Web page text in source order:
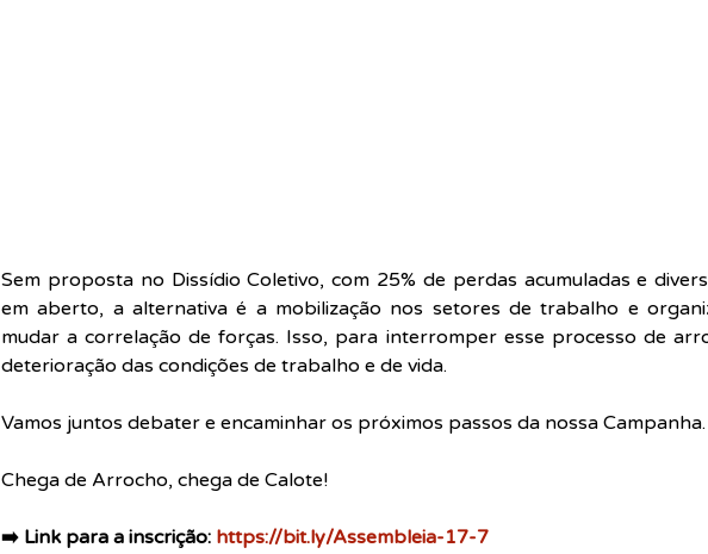
Sem proposta no Dissídio Coletivo, com 25% de perdas acumuladas e
em aberto, a alternativa é a mobilização nos setores de trabalho e
mudar a correlação de forças. Isso, para interromper esse processo de
deterioração das condições de trabalho e de vida.
Vamos juntos debater e encaminhar os próximos passos da nossa Campanha.
Chega de Arrocho, chega de Calote!
➡️ Link para a inscrição: https://bit.ly/Assembleia-17-7